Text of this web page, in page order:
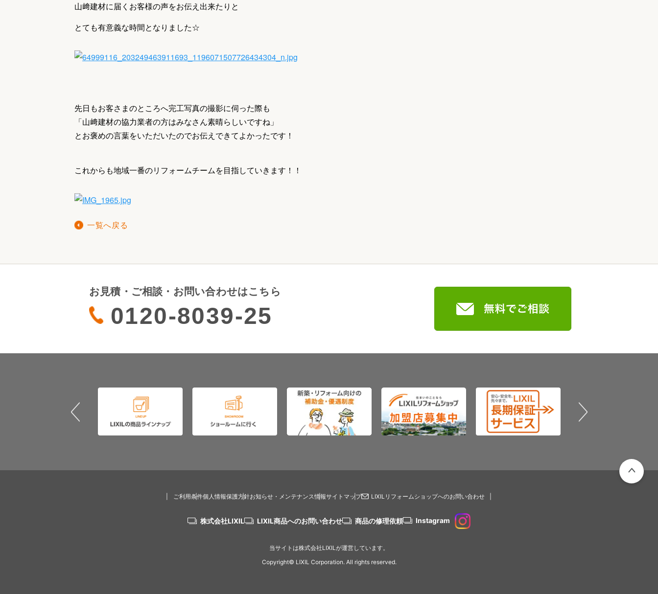
山﨑建材に届くお客様の声をお伝え出来たりと
とても有意義な時間となりました☆
先日もお客さまのところへ完工写真の撮影に伺った際も
「山﨑建材の協力業者の方はみなさん素晴らしいですね」
とお褒めの言葉をいただいたのでお伝えできてよかったです！
これからも地域一番のリフォームチームを目指していきます！！
一覧へ戻る
お見積・ご相談・お問い合わせはこちら
0120-8039-25
ご利用条件個人情報保護方針お知らせ・メンテナンス情報サイトマップ LIXILリフォームショップへのお問い合わせ
株式会社LIXIL LIXIL商品へのお問い合わせ 商品の修理依頼 Instagram
当サイトは株式会社LIXILが運営しています。
Copyright© LIXIL Corporation. All rights reserved.